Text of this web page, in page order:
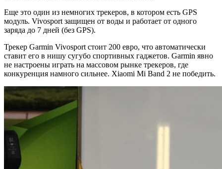
Еще это один из немногих трекеров, в котором есть GPS
модуль. Vivosport защищен от воды и работает от одного
заряда до 7 дней (без GPS).
Трекер Garmin Vivosport стоит 200 евро, что автоматически
ставит его в нишу сугубо спортивных гаджетов. Garmin явно
не настроены играть на массовом рынке трекеров, где
конкуренция намного сильнее. Xiaomi Mi Band 2 не победить.